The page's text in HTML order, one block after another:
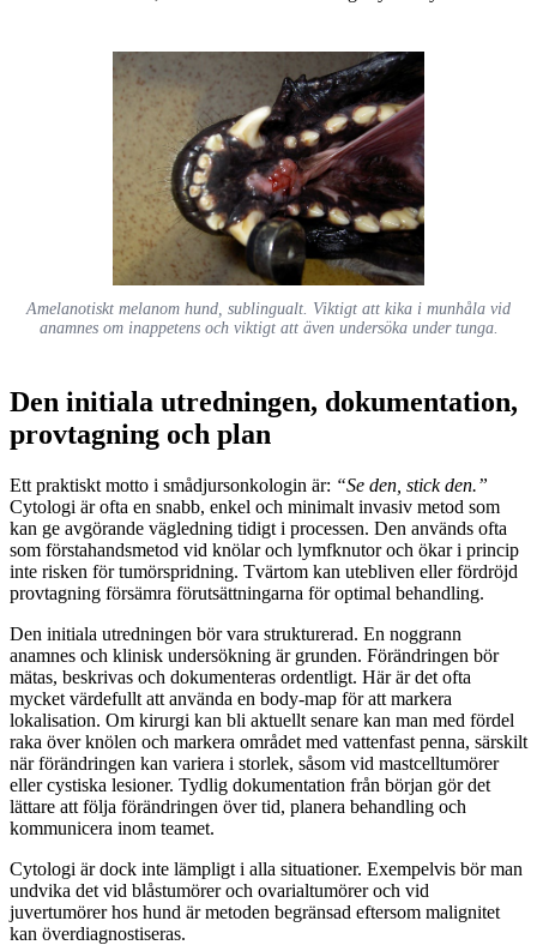
Amelanotiskt melanom hund, sublingualt. Viktigt att kika i munhåla vid
anamnes om inappetens och viktigt att även undersöka under tunga.
Den initiala utredningen, dokumentation,
provtagning och plan
Ett praktiskt motto i smådjursonkologin är: “Se den, stick den.”
Cytologi är ofta en snabb, enkel och minimalt invasiv metod som
kan ge avgörande vägledning tidigt i processen. Den används ofta
som förstahandsmetod vid knölar och lymfknutor och ökar i princip
inte risken för tumörspridning. Tvärtom kan utebliven eller fördröjd
provtagning försämra förutsättningarna för optimal behandling.
Den initiala utredningen bör vara strukturerad. En noggrann
anamnes och klinisk undersökning är grunden. Förändringen bör
mätas, beskrivas och dokumenteras ordentligt. Här är det ofta
mycket värdefullt att använda en body-map för att markera
lokalisation. Om kirurgi kan bli aktuellt senare kan man med fördel
raka över knölen och markera området med vattenfast penna, särskilt
när förändringen kan variera i storlek, såsom vid mastcelltumörer
eller cystiska lesioner. Tydlig dokumentation från början gör det
lättare att följa förändringen över tid, planera behandling och
kommunicera inom teamet.
Cytologi är dock inte lämpligt i alla situationer. Exempelvis bör man
undvika det vid blåstumörer och ovarialtumörer och vid
juvertumörer hos hund är metoden begränsad eftersom malignitet
kan överdiagnostiseras.